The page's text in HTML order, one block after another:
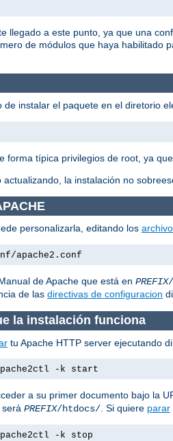
llegado a este punto, ya que una
de módulos que haya habilitado
de instalar el paquete en el diretorio
forma típica privilegios de root, ya
la instalación no
personalizarla, editando los
apache2.conf
de Apache que está en PREFIX/
de las directivas de configuracion
la instalación funciona
tu Apache HTTP server ejecutando
-k start
a su primer documento bajo la
PREFIX/htdocs/ . Si quiere parar
-k stop